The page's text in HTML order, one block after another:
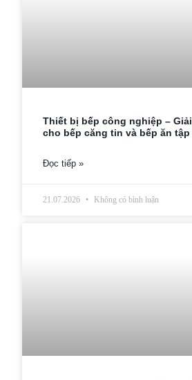
Thiết bị bếp công nghiệp –
cho bếp căng tin và bếp ăn tập
Đọc tiếp »
21.07.2026 Không có bình luận